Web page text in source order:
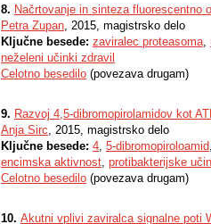
8. Načrtovanje in sinteza fluorescentno
Petra Zupan, 2015, magistrsko delo
Ključne besede: zaviralec proteasoma,
neželeni učinki zdravil
Celotno besedilo (povezava drugam)
9. Razvoj 4,5-dibromopirolamidov kot
Anja Sirc, 2015, magistrsko delo
Ključne besede: 4, 5-dibromopiroloamid
encimska aktivnost, protibakterijske
Celotno besedilo (povezava drugam)
10. Akutni vplivi zaviralca signalne poti